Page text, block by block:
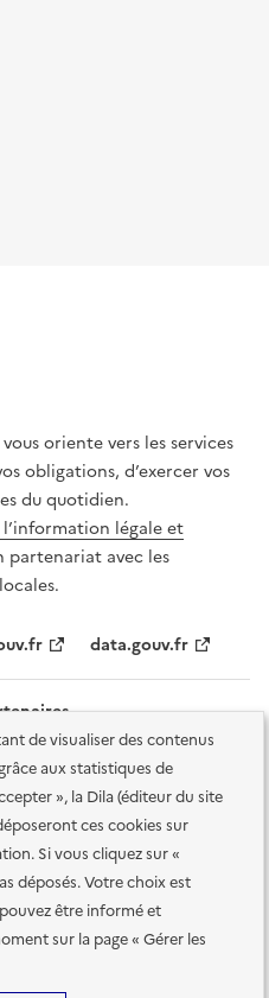
de visualiser des contenus
aux statistiques de
», la Dila (éditeur du site
ces cookies sur
Si vous cliquez sur «
déposés. Votre choix est
être informé et
sur la page « Gérer les
oriente vers les services
obligations, d’exercer vos
du quotidien.
légale et
partenariat avec les
data.gouv.fr
conforme
Accessibilité des
Données personnelles et sécurité
des cookies